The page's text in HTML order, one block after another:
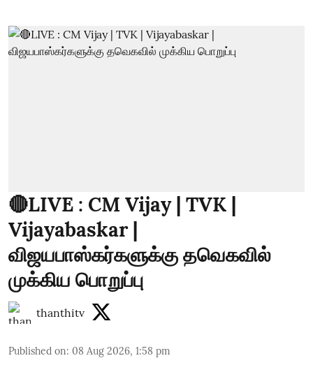
🔴LIVE : CM Vijay | TVK |
Vijayabaskar |
விஜயபாஸ்கர்களுக்கு தவெகவில்
முக்கிய பொறுப்பு
thanthitv
Published on: 08 Aug 2026, 1:58 pm